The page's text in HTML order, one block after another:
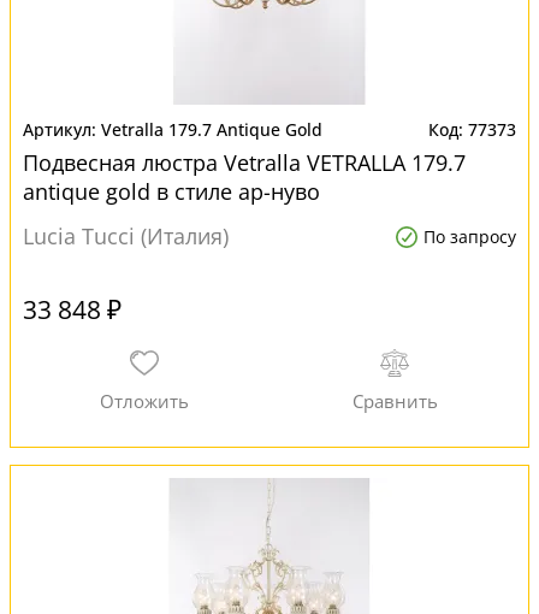
Vetralla 179.7 Antique Gold 77373
Подвесная люстра Vetralla VETRALLA 179.7
antique gold в стиле ар-нуво
Lucia Tucci (Италия)
По запросу
33 848 ₽